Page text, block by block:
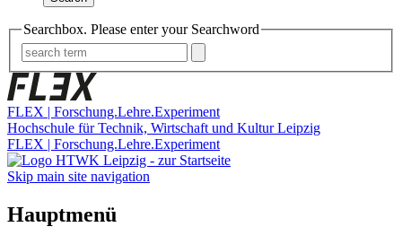
Searchbox. Please enter your Searchword
FLEX | Forschung.Lehre.Experiment
Hochschule für Technik, Wirtschaft und Kultur Leipzig
FLEX | Forschung.Lehre.Experiment
Skip main site navigation
Hauptmenü